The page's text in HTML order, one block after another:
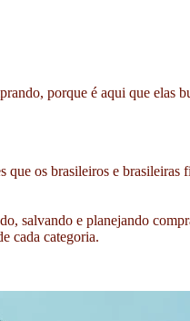
porque é aqui que elas
os brasileiros e
salvando e planejando
cada categoria.